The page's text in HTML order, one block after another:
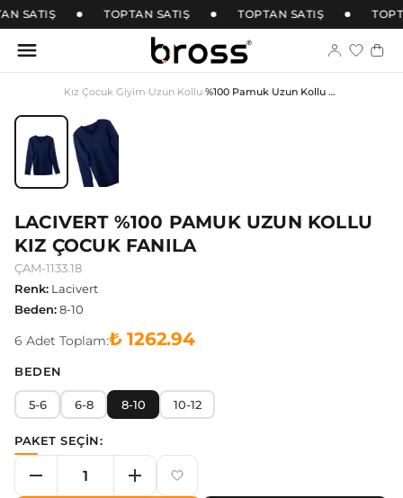
SATIŞ TOPTAN SATIŞ TOPTAN SATIŞ
Kız Çocuk Giyim›Uzun Kollu› %100 Pamuk Uzun Kollu Kız Çocuk Fanila
LACIVERT %100 PAMUK UZUN KOLLU
KIZ ÇOCUK FANILA
ÇAM-1133.18
Renk: Lacivert
Beden:8-10
6 Adet Toplam:₺ 1262.94
BEDEN
5-6 6-8 8-10 10-12
PAKET SEÇİN: